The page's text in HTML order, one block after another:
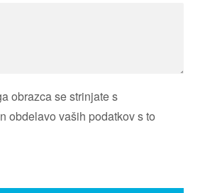
obrazca se strinjate s
obdelavo vaših podatkov s to